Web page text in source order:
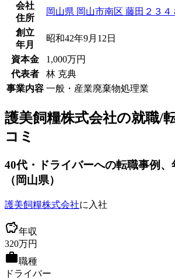
会社
住所
岡山県 岡山市南区 藤田２３４
創立
年月
昭和42年9月12日
資本金
1,000万円
代表者
林 克典
事業内容 一般・産業廃棄物処理業
護美飼糧株式会社の就職/
コミ
40代 ・ドライバーへの転職事例 、
（ 岡山県）
護美飼糧株式会社に入社
年収
320万円
職種
ドライバー